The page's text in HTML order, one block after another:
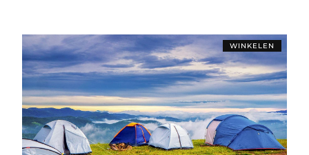
WINKELEN